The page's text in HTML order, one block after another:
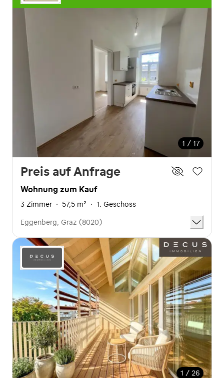
1 / 17
Preis auf Anfrage
Wohnung zum Kauf
3 Zimmer · 57,5 m² · 1. Geschoss
Eggenberg, Graz (8020)
1 / 26